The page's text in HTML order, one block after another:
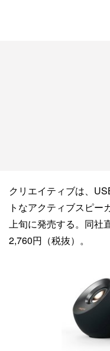
クリエイティブは、
トなアクティブスピー
上旬に発売する。同社
2,760円（税抜）。